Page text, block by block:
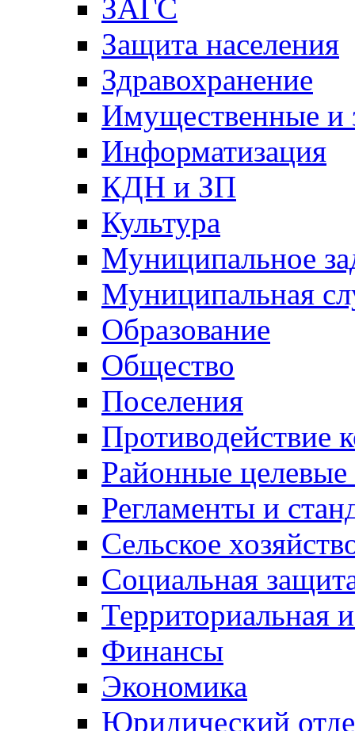
ЗАГС
Защита населения
Здравохранение
Имущественные и
Информатизация
КДН и ЗП
Культура
Муниципальное
Муниципальная
Образование
Общество
Поселения
Противодействие
Районные
Регламенты и
Сельское
Социальная
Территориальная
Финансы
Экономика
Юридический